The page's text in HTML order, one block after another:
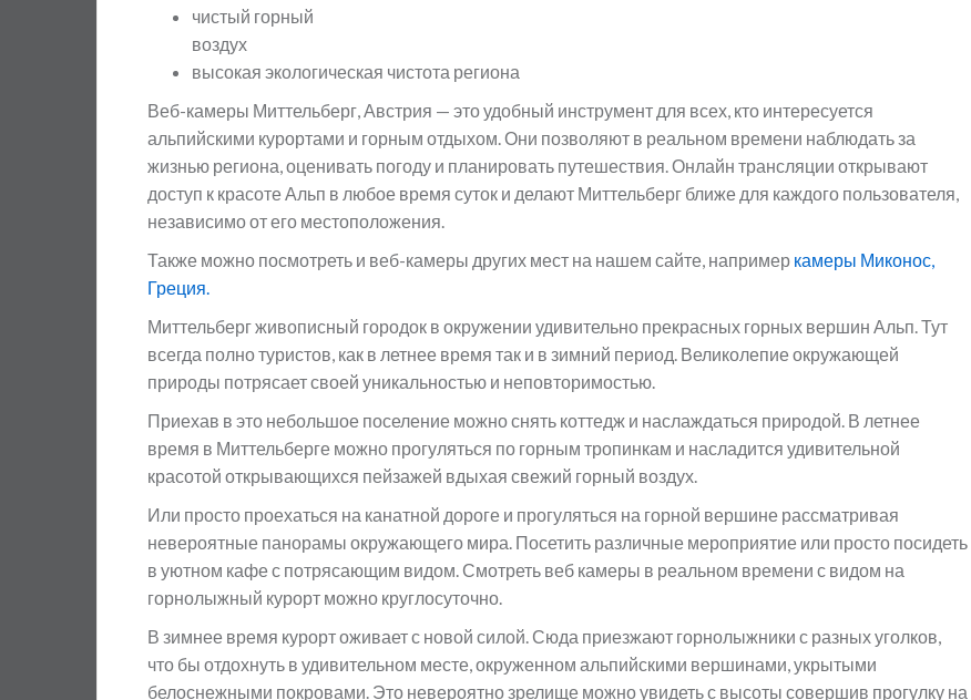
чистый горный
воздух
высокая экологическая чистота региона
Веб-камеры Миттельберг, Австрия — это удобный инструмент для всех, кто интересуется
альпийскими курортами и горным отдыхом. Они позволяют в реальном времени наблюдать за
жизнью региона, оценивать погоду и планировать путешествия. Онлайн трансляции открывают
доступ к красоте Альп в любое время суток и делают Миттельберг ближе для каждого пользователя,
независимо от его местоположения.
Также можно посмотреть и веб-камеры других мест на нашем сайте, например камеры Миконос,
Греция.
Миттельберг живописный городок в окружении удивительно прекрасных горных вершин Альп. Тут
всегда полно туристов, как в летнее время так и в зимний период. Великолепие окружающей
природы потрясает своей уникальностью и неповторимостью.
Приехав в это небольшое поселение можно снять коттедж и наслаждаться природой. В летнее
время в Миттельберге можно прогуляться по горным тропинкам и насладится удивительной
красотой открывающихся пейзажей вдыхая свежий горный воздух.
Или просто проехаться на канатной дороге и прогуляться на горной вершине рассматривая
невероятные панорамы окружающего мира. Посетить различные мероприятие или просто посидеть
в уютном кафе с потрясающим видом. Смотреть веб камеры в реальном времени с видом на
горнолыжный курорт можно круглосуточно.
В зимнее время курорт оживает с новой силой. Сюда приезжают горнолыжники с разных уголков,
что бы отдохнуть в удивительном месте, окруженном альпийскими вершинами, укрытыми
белоснежными покровами. Это невероятно зрелище можно увидеть с высоты совершив прогулку на